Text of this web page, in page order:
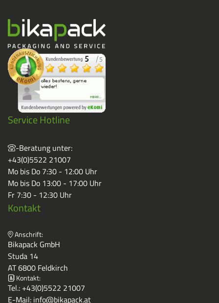
Service Hotline
-Beratung unter:
+43(0)5522 21007
Mo bis Do 7:30 - 12:00 Uhr
Mo bis Do 13:00 - 17:00 Uhr
Fr 7:30 - 12:30 Uhr
Kontakt
Anschrift:
Bikapack GmbH
Studa 14
AT 6800 Feldkirch
Kontakt:
Tel.: +43(0)5522 21007
E-Mail: info@bikapack.at